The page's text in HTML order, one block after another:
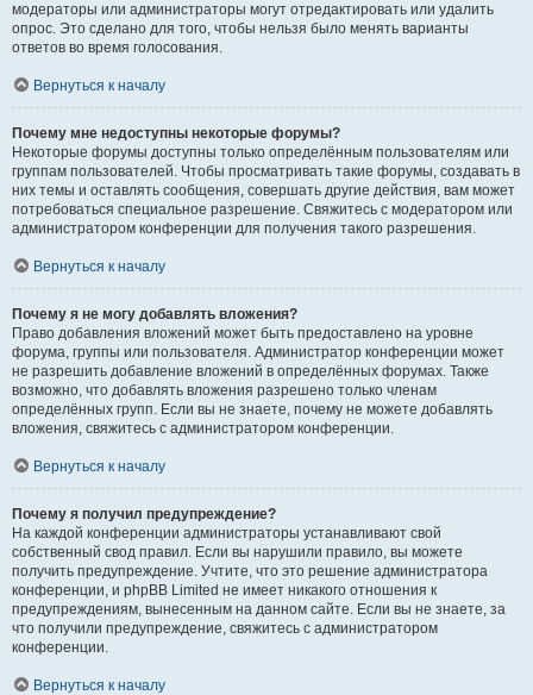
модераторы или администраторы могут отредактировать или удалить
опрос. Это сделано для того, чтобы нельзя было менять варианты
ответов во время голосования.
Вернуться к началу
Почему мне недоступны некоторые форумы?
Некоторые форумы доступны только определённым пользователям или
группам пользователей. Чтобы просматривать такие форумы, создавать в
них темы и оставлять сообщения, совершать другие действия, вам может
потребоваться специальное разрешение. Свяжитесь с модератором или
администратором конференции для получения такого разрешения.
Вернуться к началу
Почему я не могу добавлять вложения?
Право добавления вложений может быть предоставлено на уровне
форума, группы или пользователя. Администратор конференции может
не разрешить добавление вложений в определённых форумах. Также
возможно, что добавлять вложения разрешено только членам
определённых групп. Если вы не знаете, почему не можете добавлять
вложения, свяжитесь с администратором конференции.
Вернуться к началу
Почему я получил предупреждение?
На каждой конференции администраторы устанавливают свой
собственный свод правил. Если вы нарушили правило, вы можете
получить предупреждение. Учтите, что это решение администратора
конференции, и phpBB Limited не имеет никакого отношения к
предупреждениям, вынесенным на данном сайте. Если вы не знаете, за
что получили предупреждение, свяжитесь с администратором
конференции.
Вернуться к началу